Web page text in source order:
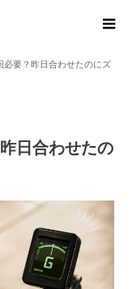
必要？昨日合わせたのにズ
日合わせたの